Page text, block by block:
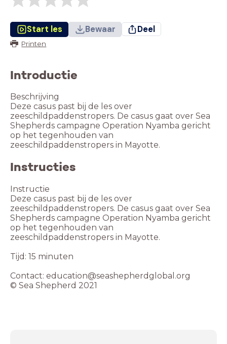
Start les Bewaar Deel
Printen
Introductie
Beschrijving
Deze casus past bij de les over
zeeschildpaddenstropers. De casus gaat over Sea
Shepherds campagne Operation Nyamba gericht
op het tegenhouden van
Instructies
Instructie
Deze casus past bij de les over
zeeschildpaddenstropers. De casus gaat over Sea
Shepherds campagne Operation Nyamba gericht
op het tegenhouden van
zeeschildpaddenstropers in Mayotte.
Tijd: 15 minuten
Contact: education@seashepherdglobal.org
© Sea Shepherd 2021